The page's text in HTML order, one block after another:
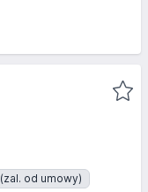
(zal. od umowy)